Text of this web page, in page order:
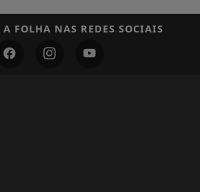
A FOLHA NAS REDES SOCIAIS